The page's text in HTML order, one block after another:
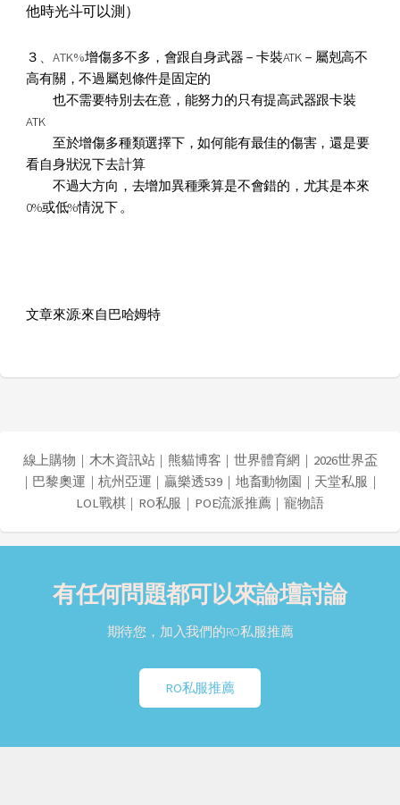
他時光斗可以測）
３ ATK%增傷多不多，會跟自身武器－卡裝ATK－屬剋高不
高有關，不過屬剋條件是固定的
也不需要特別去在意，能努力的只有提高武器跟卡裝
ATK
至於增傷多種類選擇下，如何能有最佳的傷害，還是要
看自身狀況下去計算
不過大方向，去增加異種乘算是不會錯的，尤其是本來
0%或低%情況下 。
文章來源:來自巴哈姆特
線上購物 ｜ 木木資訊站｜ 熊貓博客 ｜世界體育網 ｜ 2026世界盃
｜ 巴黎奧運 ｜杭州亞運 ｜贏樂透539｜ 地畜動物園 ｜ 天堂私服 ｜
LOL戰棋｜ RO私服 ｜ POE流派推薦 ｜寵物語
有任何問題都可以來論壇討論
期待您，加入我們的RO私服推薦
RO私服推薦